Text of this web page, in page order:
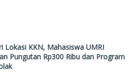
Lokasi KKN, Mahasiswa UMRI
Pungutan Rp300 Ribu dan Program